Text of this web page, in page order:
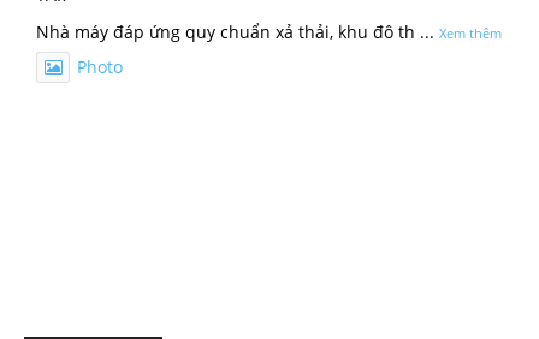
Nhà máy đáp ứng quy chuẩn xả thải, khu đô th ... Xem thêm
Photo